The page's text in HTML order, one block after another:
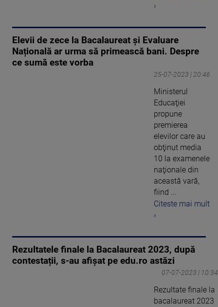
›
Elevii de zece la Bacalaureat și Evaluare
Națională ar urma să primească bani. Despre
ce sumă este vorba
25-07-2023 | 20:46
Ministerul
Educaţiei
propune
premierea
elevilor care au
obţinut media
10 la examenele
naţionale din
această vară,
fiind ...
Citeste mai mult
›
Rezultatele finale la Bacalaureat 2023, după
contestații, s-au afișat pe edu.ro astăzi
07-07-2023 | 10:34
Rezultate finale la
bacalaureat 2023